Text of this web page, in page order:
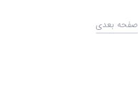
صفحه بعدی